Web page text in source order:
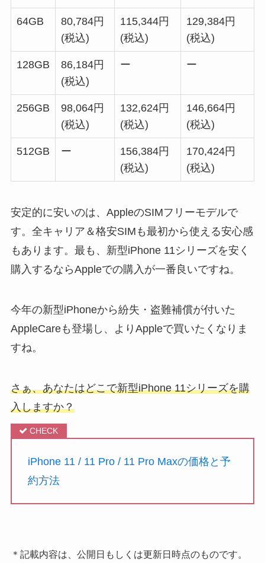
64GB 80,784円
(税込)
115,344円
(税込)
129,384円
(税込)
128GB 86,184円
(税込)
ー ー
256GB 98,064円
(税込)
132,624円
(税込)
146,664円
(税込)
512GB ー 156,384円
(税込)
170,424円
(税込)
安定的に安いのは、AppleのSIMフリーモデルで
す。全キャリア＆格安SIMも最初から使える安心感
もあります。最も、新型iPhone 11シリーズを安く
購入するならAppleでの購入が一番良いですね。
今年の新型iPhoneから紛失・盗難補償が付いた
AppleCareも登場し、よりAppleで買いたくなりま
すね。
さぁ、あなたはどこで新型iPhone 11シリーズを購
入しますか？
iPhone 11 / 11 Pro / 11 Pro Maxの価格と予
約方法
＊記載内容は、公開日もしくは更新日時点のものです。